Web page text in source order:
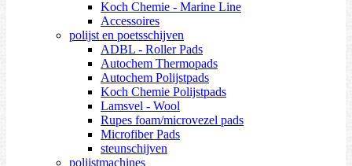
Koch Chemie - Marine Line
Accessoires
polijst en poetsschijven
ADBL - Roller Pads
Autochem Thermopads
Autochem Polijstpads
Koch Chemie Polijstpads
Lamsvel - Wool
Rupes foam/microvezel pads
Microfiber Pads
steunschijven
polijstmachines